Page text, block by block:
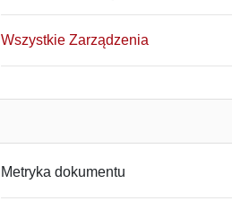
Wszystkie Zarządzenia
Metryka dokumentu